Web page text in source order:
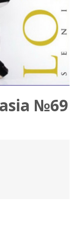
№69